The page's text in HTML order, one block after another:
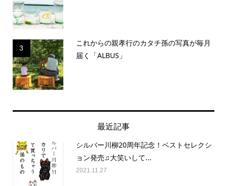
3
これからの親孝行のカタチ孫の写真が毎月
届く「ALBUS」
最近記事
シルバー川柳20周年記念！ベストセレクシ
ョン発売♫大笑いして...
2021.11.27